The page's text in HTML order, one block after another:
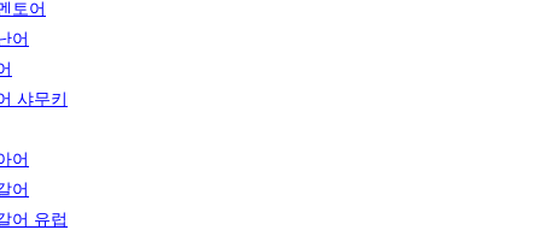
토어
어
샤무키
어
어
어 유럽